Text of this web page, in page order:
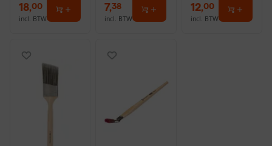
18,00
incl. BTW
7,38
incl. BTW
12,00
incl. BTW